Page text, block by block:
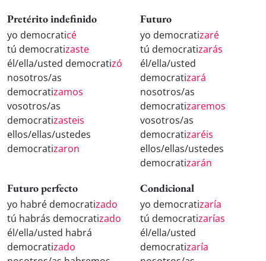
Pretérito indefinido
yo democraticé
tú democratizaste
él/ella/usted democratizó
nosotros/as
democratizamos
vosotros/as
democratizasteis
ellos/ellas/ustedes
democratizaron
Futuro
yo democratizaré
tú democratizarás
él/ella/usted
democratizará
nosotros/as
democratizaremos
vosotros/as
democratizaréis
ellos/ellas/ustedes
democratizarán
Futuro perfecto
yo habré democratizado
tú habrás democratizado
él/ella/usted habrá
democratizado
Condicional
yo democratizaría
tú democratizarías
él/ella/usted
democratizaría